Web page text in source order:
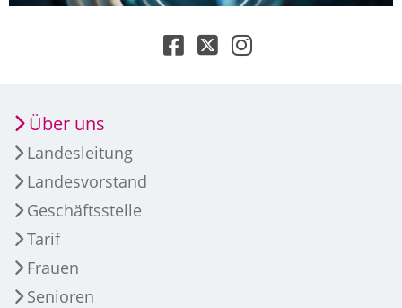
Über uns
Landesleitung
Landesvorstand
Geschäftsstelle
Tarif
Frauen
Senioren